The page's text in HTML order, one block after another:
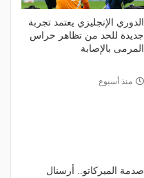
الدوري الإنجليزي يعتمد تجربة
جديدة للحد من تظاهر حراس
المرمى بالإصابة
منذ أسبوع
صدمة الميركاتو.. أرسنال